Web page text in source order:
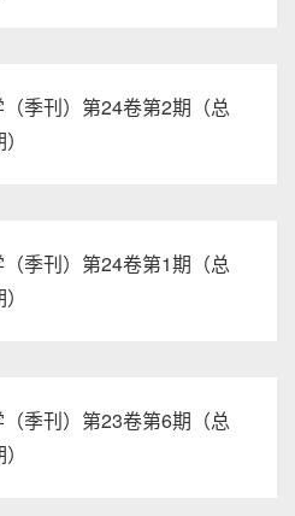
季刊）第24卷第2期（总
季刊）第24卷第1期（总
季刊）第23卷第6期（总